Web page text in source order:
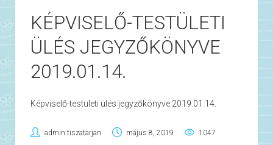
KÉPVISELŐ-TESTÜLETI
ÜLÉS JEGYZŐKÖNYVE
2019.01.14.
Képviselő-testületi ülés jegyzőkönyve 2019.01.14.
admin.tiszatarjan május 8, 2019 1047